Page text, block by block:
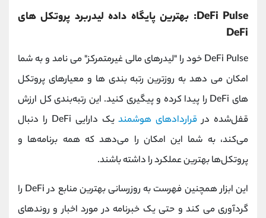
DeFi Pulse: بهترین پایگاه داده لیدربرد پروتکل های
DeFi
DeFi Pulse خود را "لیدرهای مالی غیرمتمرکز" می نامد و به شما
امکان می دهد به روزترین رتبه بندی ها و معیارهای پروتکل
های DeFi را پیدا کرده و پیگیری کنید. این رتبه‌بندی کل ارزش
قفل‌شده در قراردادهای هوشمند
یک دارایی DeFi را دنبال
می‌کند، به شما این امکان را می‌دهد که همه برنامه‌ها و
پروتکل‌ها بهترین عملکرد را داشته باشند.
این ابزار همچنین فهرست به روزرسانی بهترین منابع در DeFi را
گردآوری می کند و حتی یک خبرنامه در مورد اخبار و روندهای